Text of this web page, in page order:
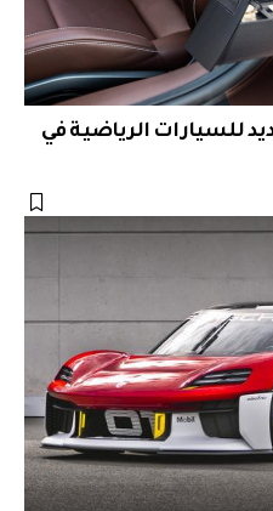
للسيارات الرياضية في